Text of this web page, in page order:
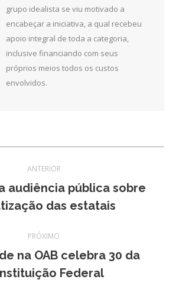
grupo idealista se viu motivado a
encabeçar a iniciativa, a qual recebeu
apoio integral de toda a categoria,
inclusive financiando com seus
próprios meios todos os custos
envolvidos.
ANTERIOR
Post
anterior:
audiência pública sobre
das estatais
PRÓXIMO
Próximo
post:
na OAB celebra 30 da
Federal